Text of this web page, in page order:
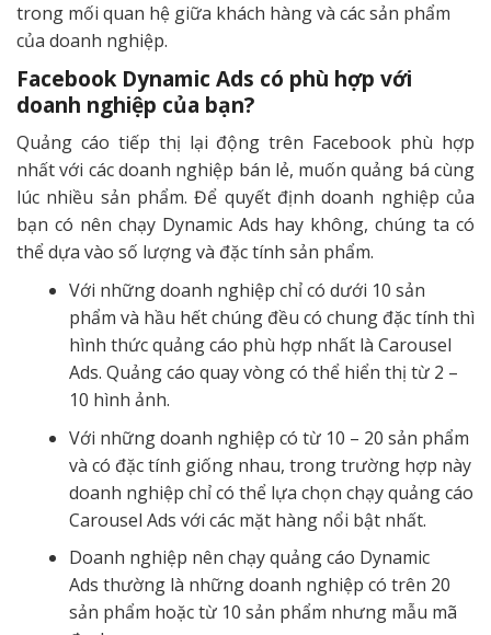
trong mối quan hệ giữa khách hàng và các sản phẩm
của doanh nghiệp.
Facebook Dynamic Ads có phù hợp với
doanh nghiệp của bạn?
Quảng cáo tiếp thị lại động trên Facebook phù hợp
nhất với các doanh nghiệp bán lẻ, muốn quảng bá cùng
lúc nhiều sản phẩm. Để quyết định doanh nghiệp của
bạn có nên chạy Dynamic Ads hay không, chúng ta có
thể dựa vào số lượng và đặc tính sản phẩm.
Với những doanh nghiệp chỉ có dưới 10 sản
phẩm và hầu hết chúng đều có chung đặc tính thì
hình thức quảng cáo phù hợp nhất là Carousel
Ads. Quảng cáo quay vòng có thể hiển thị từ 2 –
10 hình ảnh.
Với những doanh nghiệp có từ 10 – 20 sản phẩm
và có đặc tính giống nhau, trong trường hợp này
doanh nghiệp chỉ có thể lựa chọn chạy quảng cáo
Carousel Ads với các mặt hàng nổi bật nhất.
Doanh nghiệp nên chạy quảng cáo Dynamic
Ads thường là những doanh nghiệp có trên 20
sản phẩm hoặc từ 10 sản phẩm nhưng mẫu mã